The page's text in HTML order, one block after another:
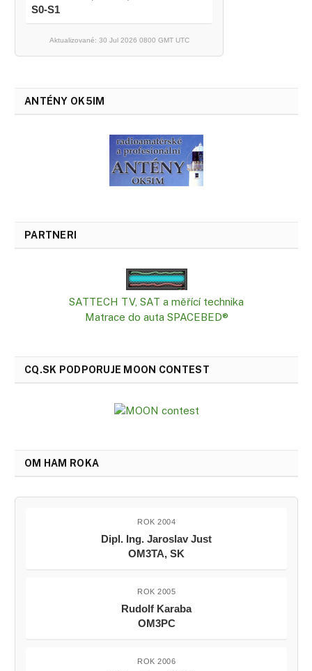
S0-S1
Aktualizované: 30 Jul 2026 0800 GMT UTC
ANTÉNY OK5IM
PARTNERI
SATTECH TV, SAT a měřící technika
Matrace do auta SPACEBED®
CQ.SK PODPORUJE MOON CONTEST
OM HAM ROKA
ROK 2004
Dipl. Ing. Jaroslav Just
OM3TA, SK
ROK 2005
Rudolf Karaba
OM3PC
ROK 2006